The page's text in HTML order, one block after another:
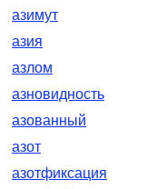
азимут
азия
азлом
азновидность
азованный
азот
азотфиксация